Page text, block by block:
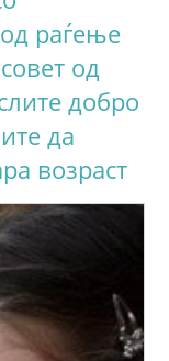
раѓење
од
добро
да
возраст